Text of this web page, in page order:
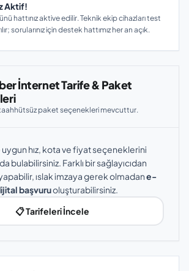
Aktif!
hattınız aktive edilir. Teknik ekip cihazları test
sorularınız için destek hattımız her an açık.
İnternet Tarife & Paket
paket seçenekleri mevcuttur.
uygun hız, kota ve fiyat seçeneklerini
bulabilirsiniz. Farklı bir sağlayıcıdan
ıslak imzaya gerek olmadane-
başvuruoluşturabilirsiniz.
📋 Tarifeleri İncele